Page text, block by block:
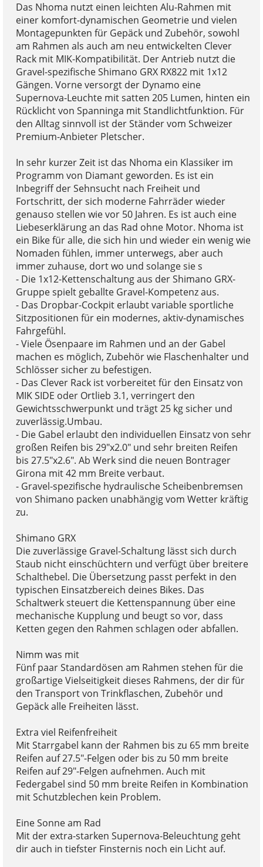
Das Nhoma nutzt einen leichten Alu-Rahmen mit
einer komfort-dynamischen Geometrie und vielen
Montagepunkten für Gepäck und Zubehör, sowohl
am Rahmen als auch am neu entwickelten Clever
Rack mit MIK-Kompatibilität. Der Antrieb nutzt die
Gravel-spezifische Shimano GRX RX822 mit 1x12
Gängen. Vorne versorgt der Dynamo eine
Supernova-Leuchte mit satten 205 Lumen, hinten ein
Rücklicht von Spanninga mit Standlichtfunktion. Für
den Alltag sinnvoll ist der Ständer vom Schweizer
Premium-Anbieter Pletscher.
In sehr kurzer Zeit ist das Nhoma ein Klassiker im
Programm von Diamant geworden. Es ist ein
Inbegriff der Sehnsucht nach Freiheit und
Fortschritt, der sich moderne Fahrräder wieder
genauso stellen wie vor 50 Jahren. Es ist auch eine
Liebeserklärung an das Rad ohne Motor. Nhoma ist
ein Bike für alle, die sich hin und wieder ein wenig wie
Nomaden fühlen, immer unterwegs, aber auch
immer zuhause, dort wo und solange sie s
- Die 1x12-Kettenschaltung aus der Shimano GRX-
Gruppe spielt geballte Gravel-Kompetenz aus.
- Das Dropbar-Cockpit erlaubt variable sportliche
Sitzpositionen für ein modernes, aktiv-dynamisches
Fahrgefühl.
- Viele Ösenpaare im Rahmen und an der Gabel
machen es möglich, Zubehör wie Flaschenhalter und
Schlösser sicher zu befestigen.
- Das Clever Rack ist vorbereitet für den Einsatz von
MIK SIDE oder Ortlieb 3.1, verringert den
Gewichtsschwerpunkt und trägt 25 kg sicher und
zuverlässig.Umbau.
- Die Gabel erlaubt den individuellen Einsatz von sehr
großen Reifen bis 29"x2.0" und sehr breiten Reifen
bis 27.5"x2.6". Ab Werk sind die neuen Bontrager
Girona mit 42 mm Breite verbaut.
- Gravel-spezifische hydraulische Scheibenbremsen
von Shimano packen unabhängig vom Wetter kräftig
zu.
Shimano GRX
Die zuverlässige Gravel-Schaltung lässt sich durch
Staub nicht einschüchtern und verfügt über breitere
Schalthebel. Die Übersetzung passt perfekt in den
typischen Einsatzbereich deines Bikes. Das
Schaltwerk steuert die Kettenspannung über eine
mechanische Kupplung und beugt so vor, dass
Ketten gegen den Rahmen schlagen oder abfallen.
Nimm was mit
Fünf paar Standardösen am Rahmen stehen für die
großartige Vielseitigkeit dieses Rahmens, der dir für
den Transport von Trinkflaschen, Zubehör und
Gepäck alle Freiheiten lässt.
Extra viel Reifenfreiheit
Mit Starrgabel kann der Rahmen bis zu 65 mm breite
Reifen auf 27.5"-Felgen oder bis zu 50 mm breite
Reifen auf 29"-Felgen aufnehmen. Auch mit
Federgabel sind 50 mm breite Reifen in Kombination
mit Schutzblechen kein Problem.
Eine Sonne am Rad
Mit der extra-starken Supernova-Beleuchtung geht
dir auch in tiefster Finsternis noch ein Licht auf.